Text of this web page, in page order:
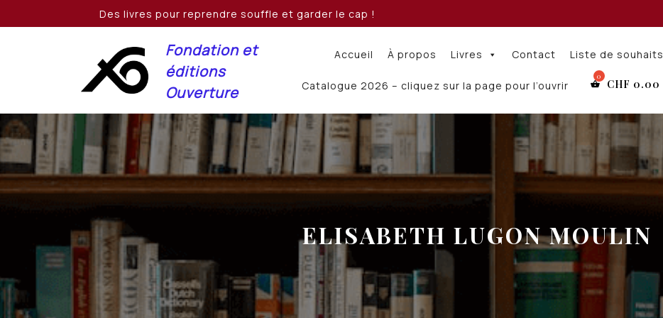
Des livres pour reprendre souffle et garder le cap !
Fondation et
éditions
Ouverture
Accueil À propos Livres Contact Liste de souhaits
Catalogue 2026 – cliquez sur la page pour l’ouvrir CHF 0.00
ELISABETH LUGON MOULIN